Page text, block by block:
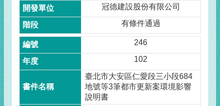
冠德建設股份有限公司
有條件通過
246
102
臺北市大安區仁愛段三小段684
地號等3筆都市更新案環境影響
說明書